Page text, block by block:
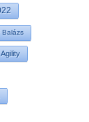
Balázs
Agility